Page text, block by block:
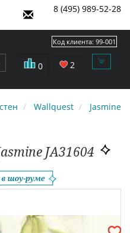
8 (495) 989-52-28
0 2
Код клиента: 99-001
Wallquest Jasmine
JA31604